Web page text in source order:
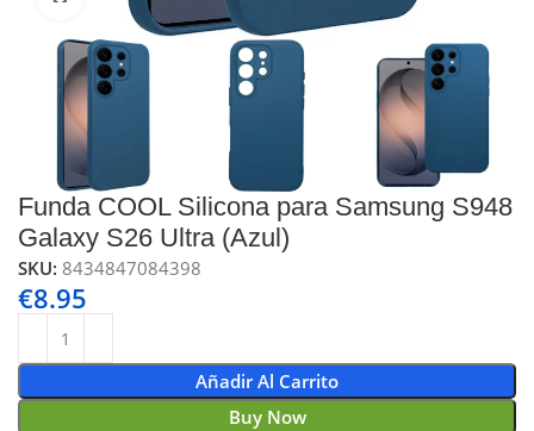
Funda COOL Silicona para Samsung S948
Galaxy S26 Ultra (Azul)
SKU:8434847084398
€8.95
Añadir Al Carrito
Buy Now